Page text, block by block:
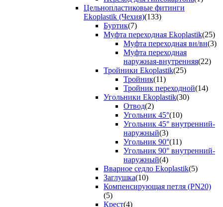
Цельнопластиковые фитинги
Ekoplastik (Чехия)(133)
Буртик(7)
Муфта переходная Ekoplastik(25)
Муфта переходная вн/вн(3)
Муфта переходная
наружная-внутренняя(22)
Тройники Ekoplastik(25)
Тройник(11)
Тройник переходной(14)
Угольники Ekoplastik(30)
Отвод(2)
Угольник 45°(10)
Угольник 45° внутренний-
наружный(3)
Угольник 90°(11)
Угольник 90° внутренний-
наружный(4)
Вварное седло Ekoplastik(5)
Заглушка(10)
Компенсирующая петля (PN20)
(5)
Крест(4)